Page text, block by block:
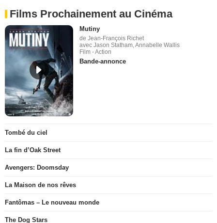
Films Prochainement au Cinéma
Mutiny
de Jean-François Richet
avec Jason Statham, Annabelle Wallis
Film - Action
Bande-annonce
Tombé du ciel
La fin d’Oak Street
Avengers: Doomsday
La Maison de nos rêves
Fantômas – Le nouveau monde
The Dog Stars